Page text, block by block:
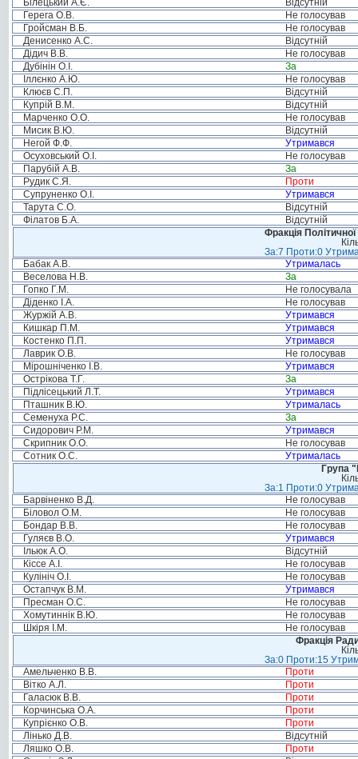
Білецький А.Є.
Відсутній
Герега О.В.
Не голосував
Гройсман В.Б.
Не голосував
Денисенко А.С.
Відсутній
Дідич В.В.
Не голосував
Дубінін О.І.
За
Іллєнко А.Ю.
Не голосував
Клюєв С.П.
Відсутній
Купрій В.М.
Відсутній
Марченко О.О.
Не голосував
Мисик В.Ю.
Відсутній
Негой Ф.Ф.
Утримався
Осуховський О.І.
Не голосував
Парубій А.В.
За
Рудик С.Я.
Проти
Супруненко О.І.
Утримався
Тарута С.О.
Відсутній
Філатов Б.А.
Відсутній
Фракція
За:7 Проти:0
Бабак А.В.
Утрималась
Веселова Н.В.
За
Гопко Г.М.
Не голосувала
Діденко І.А.
Не голосував
Журжій А.В.
Утримався
Кишкар П.М.
Утримався
Костенко П.П.
Утримався
Лаврик О.В.
Не голосував
Мірошніченко І.В.
Утримався
Острікова Т.Г.
За
Підлісецький Л.Т.
Утримався
Пташник В.Ю.
Утрималась
Семенуха Р.С.
За
Сидорович Р.М.
Утримався
Скрипник О.О.
Не голосував
Сотник О.С.
Утрималась
Група
За:1 Проти:0
Барвіненко В.Д.
Не голосував
Біловол О.М.
Не голосував
Бондар В.В.
Не голосував
Гуляєв В.О.
Утримався
Ільюк А.О.
Відсутній
Кіссе А.І.
Не голосував
Кулініч О.І.
Не голосував
Остапчук В.М.
Утримався
Пресман О.С.
Не голосував
Хомутиннік В.Ю.
Не голосував
Шкіря І.М.
Не голосував
Фракція
За:0 Проти:15
Амельченко В.В.
Проти
Вітко А.Л.
Проти
Галасюк В.В.
Проти
Корчинська О.А.
Проти
Купрієнко О.В.
Проти
Лінько Д.В.
Відсутній
Ляшко О.В.
Проти